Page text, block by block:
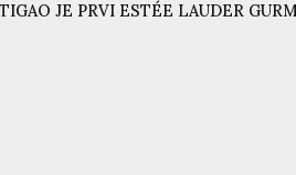
JE PRVI ESTÉE LAUDER